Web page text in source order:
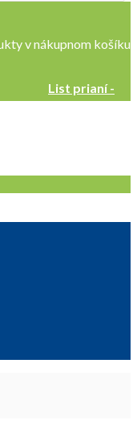
v nákupnom košíku
List prianí -